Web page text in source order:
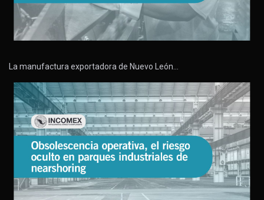
La manufactura exportadora de Nuevo León…